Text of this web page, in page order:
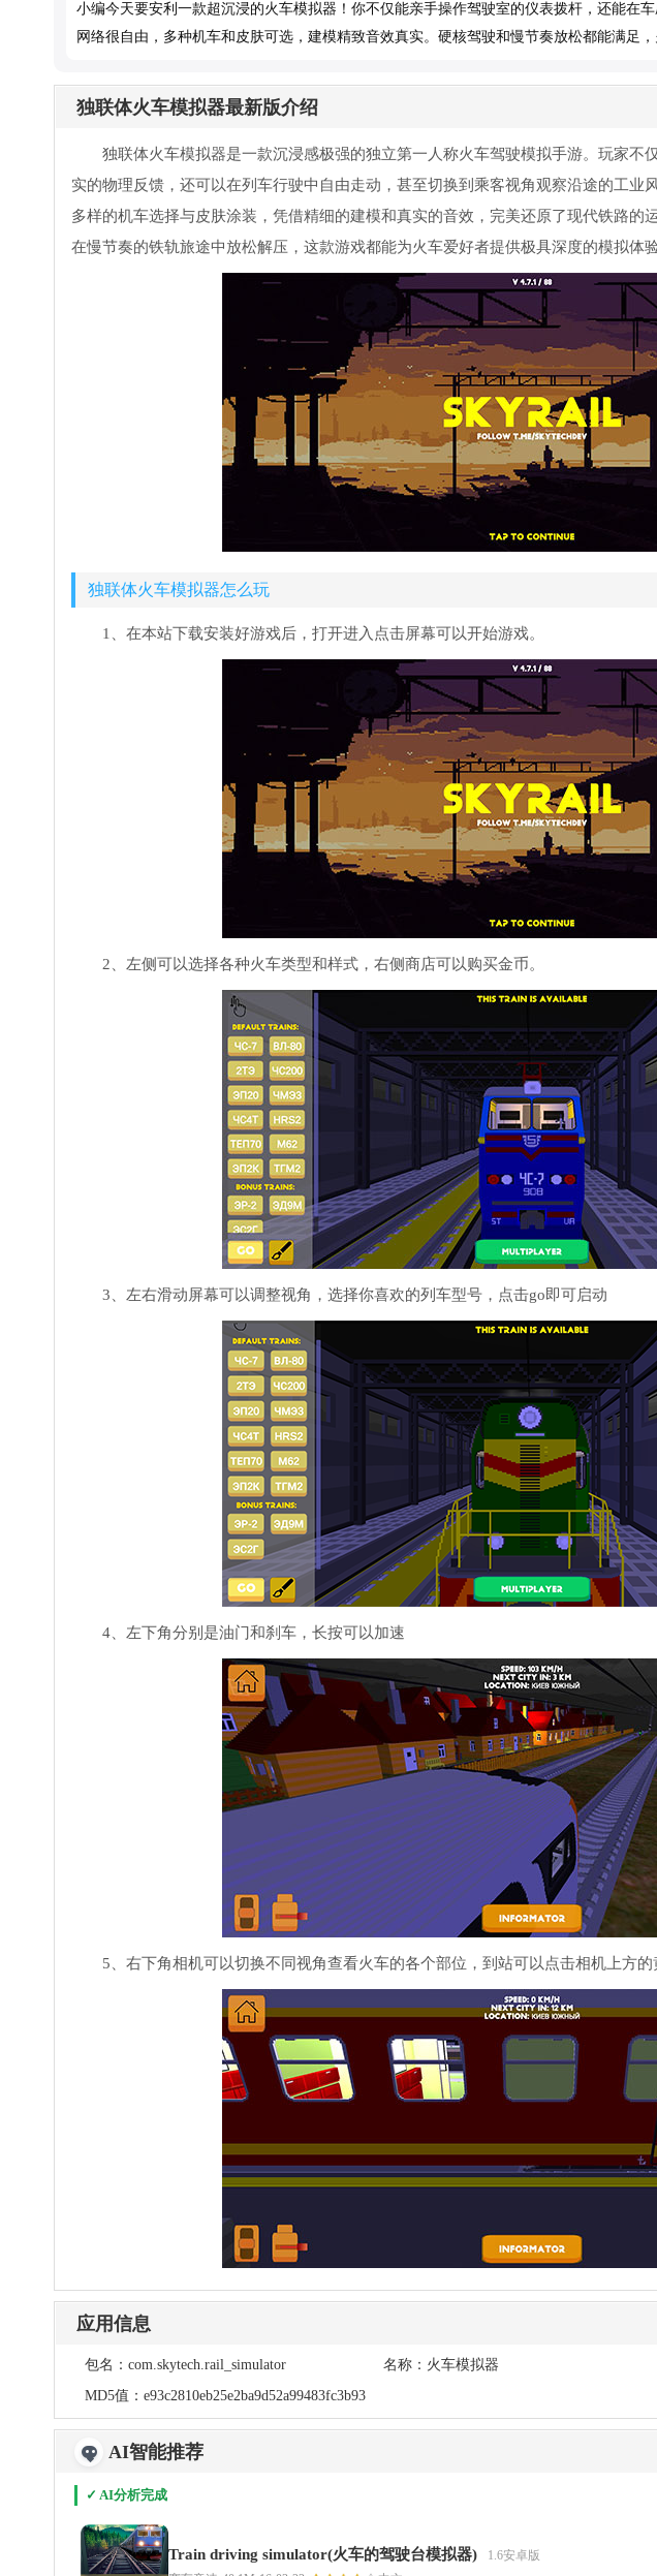
小编今天要安利一款超沉浸的火车模拟器！你不仅能亲手操作驾驶室的仪表拨杆，还能在
网络很自由，多种机车和皮肤可选，建模精致音效真实。硬核驾驶和慢节奏放松都能满足
独联体火车模拟器最新版介绍
独联体火车模拟器是一款沉浸感极强的独立第一人称火车驾驶模拟手游。玩家不
实的物理反馈，还可以在列车行驶中自由走动，甚至切换到乘客视角观察沿途的工业
多样的机车选择与皮肤涂装，凭借精细的建模和真实的音效，完美还原了现代铁路的
在慢节奏的铁轨旅途中放松解压，这款游戏都能为火车爱好者提供极具深度的模拟体验
独联体火车模拟器怎么玩
1、在本站下载安装好游戏后，打开进入点击屏幕可以开始游戏。
2、左侧可以选择各种火车类型和样式，右侧商店可以购买金币。
3、左右滑动屏幕可以调整视角，选择你喜欢的列车型号，点击go即可启动
4、左下角分别是油门和刹车，长按可以加速
5、右下角相机可以切换不同视角查看火车的各个部位，到站可以点击相机上方
应用信息
包名： com.skytech.rail_simulator 名称： 火车模拟器
MD5值： e93c2810eb25e2ba9d52a99483fc3b93
AI智能推荐
✓ AI分析完成
Train driving simulator(火车的驾驶台模拟器)
1.6安卓版